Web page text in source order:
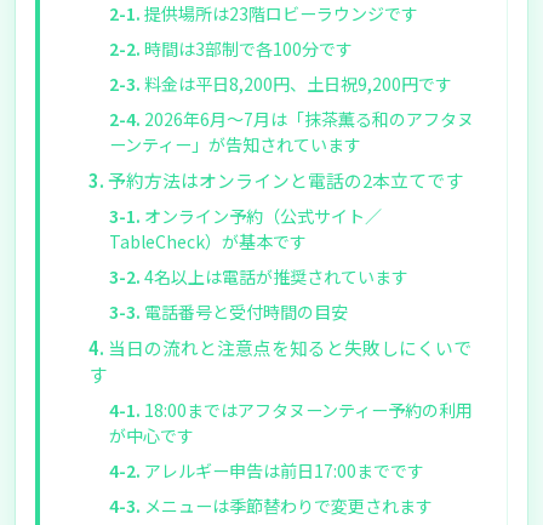
提供場所は23階ロビーラウンジです
時間は3部制で各100分です
料金は平日8,200円、土日祝9,200円です
2026年6月〜7月は「抹茶薫る和のアフタヌ
ーンティー」が告知されています
予約方法はオンラインと電話の2本立てです
オンライン予約（公式サイト／
TableCheck）が基本です
4名以上は電話が推奨されています
電話番号と受付時間の目安
当日の流れと注意点を知ると失敗しにくいで
す
18:00まではアフタヌーンティー予約の利用
が中心です
アレルギー申告は前日17:00までです
メニューは季節替わりで変更されます